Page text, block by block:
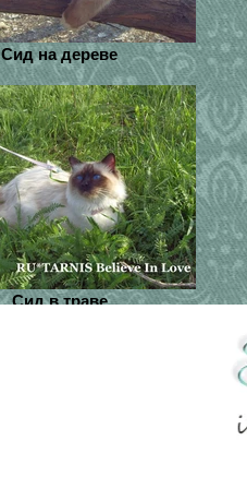
Сид на дереве
Сид в траве